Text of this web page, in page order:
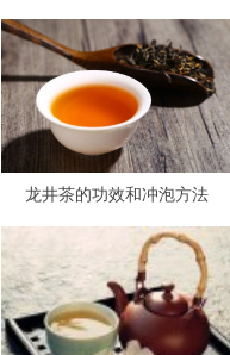
龙井茶的功效和冲泡方法